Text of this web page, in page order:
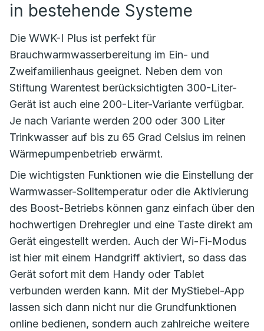
in bestehende Systeme
Die WWK-I Plus ist perfekt für
Brauchwarmwasserbereitung im Ein- und
Zweifamilienhaus geeignet. Neben dem von
Stiftung Warentest berücksichtigten 300-Liter-
Gerät ist auch eine 200-Liter-Variante verfügbar.
Je nach Variante werden 200 oder 300 Liter
Trinkwasser auf bis zu 65 Grad Celsius im reinen
Wärmepumpenbetrieb erwärmt.
Die wichtigsten Funktionen wie die Einstellung der
Warmwasser-Solltemperatur oder die Aktivierung
des Boost-Betriebs können ganz einfach über den
hochwertigen Drehregler und eine Taste direkt am
Gerät eingestellt werden. Auch der Wi-Fi-Modus
ist hier mit einem Handgriff aktiviert, so dass das
Gerät sofort mit dem Handy oder Tablet
verbunden werden kann. Mit der MyStiebel-App
lassen sich dann nicht nur die Grundfunktionen
online bedienen, sondern auch zahlreiche weitere